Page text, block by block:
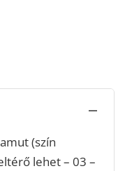
(szín
lehet – 03 –